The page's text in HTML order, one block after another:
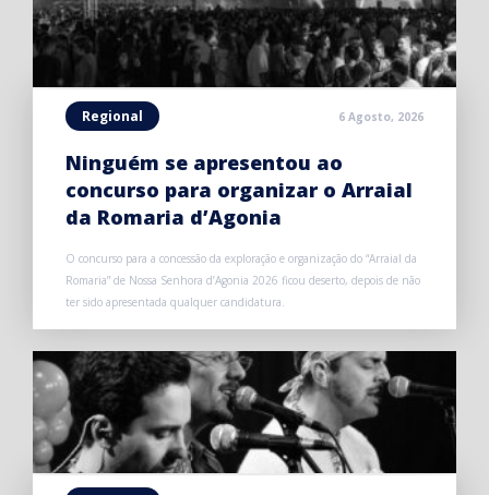
Regional 6 Agosto, 2026
Ninguém se apresentou ao
concurso para organizar o Arraial
da Romaria d’Agonia
O concurso para a concessão da exploração e organização do “Arraial da
Romaria” de Nossa Senhora d’Agonia 2026 ficou deserto, depois de não
ter sido apresentada qualquer candidatura.